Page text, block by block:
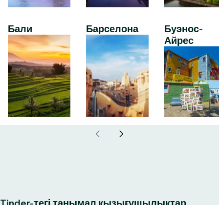
Бали Барселона
Буэнос-
Айрес